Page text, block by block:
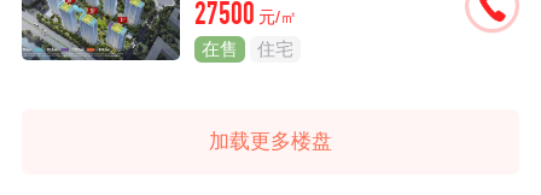
27500 元/㎡
在售 住宅
加载更多楼盘